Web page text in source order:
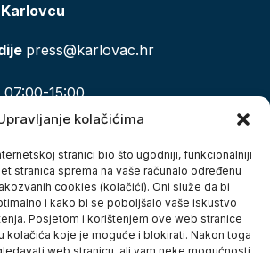
kolačićima
stranici bio što ugodniji, funkcionalniji
stranica sprema na vaše računalo određenu
cookies (kolačići). Oni služe da bi
i kako bi se poboljšalo vaše iskustvo
Posjetom i korištenjem ove web stranice
kolačića koje je moguće i blokirati. Nakon toga
press@karlovac.hr
07:00-15:00